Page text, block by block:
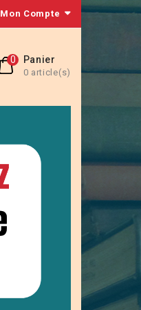
Mon Compte
Panier
0 article(s)
0